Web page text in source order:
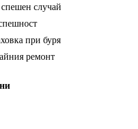
случай
при буря
ремонт